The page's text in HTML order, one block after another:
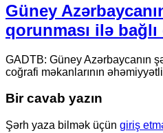
Güney
qorunması ilə bağlı
GADTB: Güney Azərbaycanın
coğrafi məkanlarının
Bir cavab yazın
Şərh yaza bilmək üçün giriş